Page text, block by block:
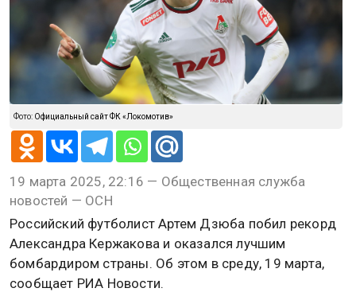
Фото: Официальный сайт ФК «Локомотив»
19 марта 2025, 22:16 — Общественная служба
новостей — ОСН
Российский футболист Артем Дзюба побил рекорд
Александра Кержакова и оказался лучшим
бомбардиром страны. Об этом в среду, 19 марта,
сообщает РИА Новости.